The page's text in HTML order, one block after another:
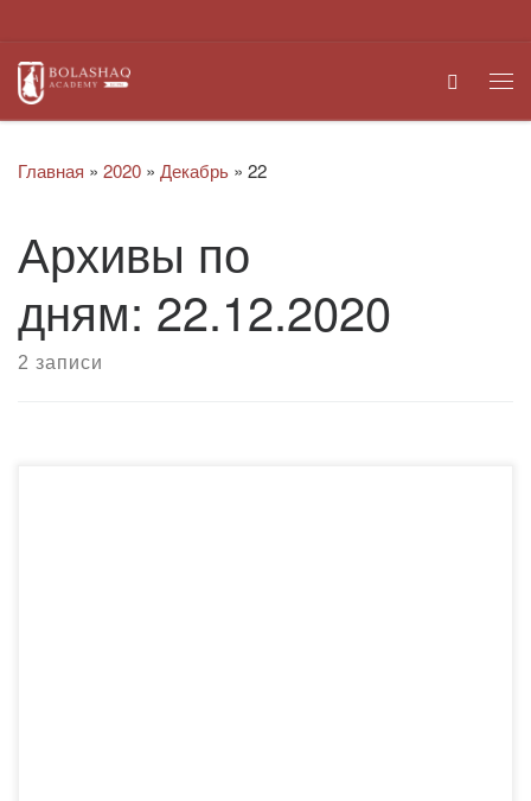
Search
Главная » 2020 » Декабрь » 22
Архивы по
дням: 22.12.2020
2 записи